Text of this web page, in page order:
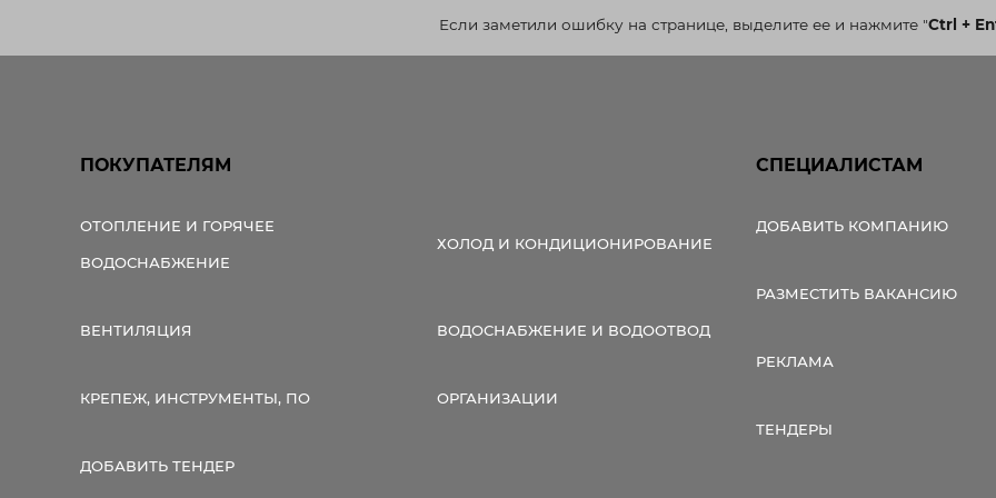
Если заметили ошибку на странице, выделите ее и нажмите"Ctrl +
ПОКУПАТЕЛЯМ
ОТОПЛЕНИЕ И ГОРЯЧЕЕ
ВОДОСНАБЖЕНИЕ
ХОЛОД И КОНДИЦИОНИРОВАНИЕ
ВЕНТИЛЯЦИЯ ВОДОСНАБЖЕНИЕ И ВОДООТВОД
КРЕПЕЖ, ИНСТРУМЕНТЫ, ПО ОРГАНИЗАЦИИ
ДОБАВИТЬ ТЕНДЕР
СПЕЦИАЛИСТАМ
ДОБАВИТЬ КОМПАНИЮ
РАЗМЕСТИТЬ ВАКАНСИЮ
РЕКЛАМА
ТЕНДЕРЫ